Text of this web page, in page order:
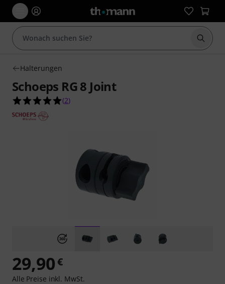
Suche
Halterungen
Schoeps RG 8 Joint
5.0 von 5 Sternen aus 2 Kundenbewertungen
(2)
29,90€
Alle Preise inkl. MwSt.